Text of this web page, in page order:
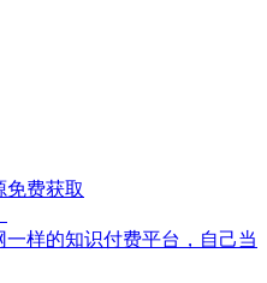
免费获取
样的知识付费平台，自己当